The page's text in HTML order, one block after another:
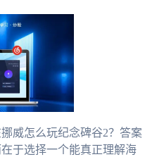
威怎么玩纪念碑谷2？答案
于选择一个能真正理解海